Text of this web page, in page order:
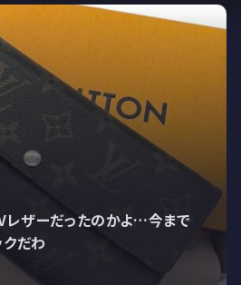
レザーだったのかよ…今まで
クだわ